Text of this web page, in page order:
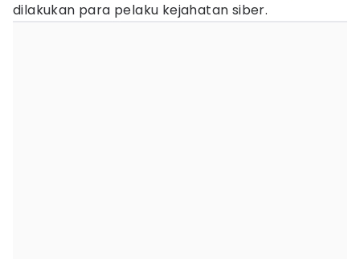
dilakukan para pelaku kejahatan siber.